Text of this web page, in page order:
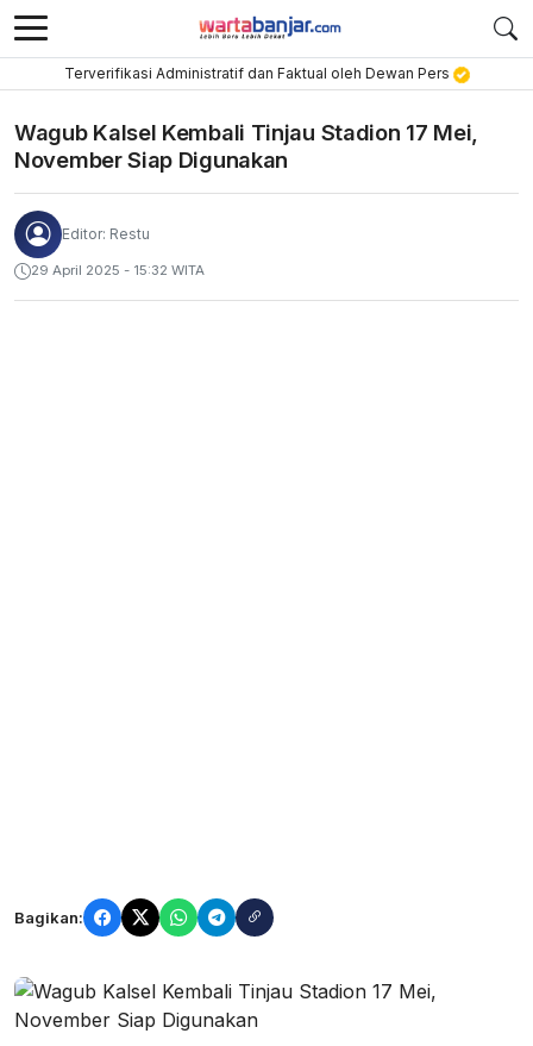
Terverifikasi Administratif dan Faktual oleh Dewan Pers
Wagub Kalsel Kembali Tinjau Stadion 17 Mei,
November Siap Digunakan
Editor: Restu
29 April 2025 - 15:32 WITA
Bagikan: